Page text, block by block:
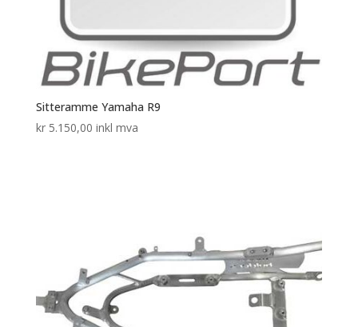
Sitteramme Yamaha R9
kr5.150,00 inkl mva